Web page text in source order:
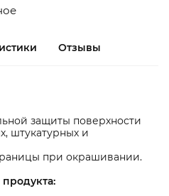
Отзывы
защиты поверхности
штукатурных и
при окрашивании.